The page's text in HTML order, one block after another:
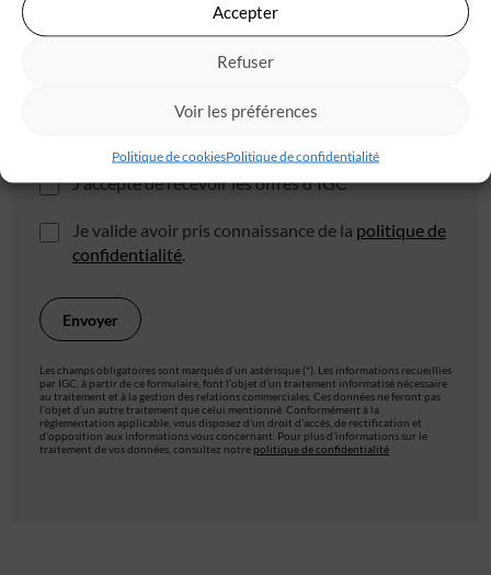
Accepter
Refuser
Voir les préférences
Politique de cookiesPolitique de confidentialité
J'accepte de recevoir les offres d'IGC
Je valide avoir pris connaissance de la politique de
confidentialité.
Les champs obligatoires sont marqués d’un astérisque (*). Les informations recueillies
par IGC, à partir de ce formulaire, font l’objet d’un traitement informatisé nécessaire
au traitement et à la gestion des relations commerciales. Ces données ne feront pas
l’objet d’un autre traitement que celui mentionné. Conformément à la
règlementation applicable, vous disposez d’un droit d’accès, de rectification et
d’opposition aux informations vous concernant. Pour plus d’informations sur le
traitement de vos données, consultez notre politique de confidentialité